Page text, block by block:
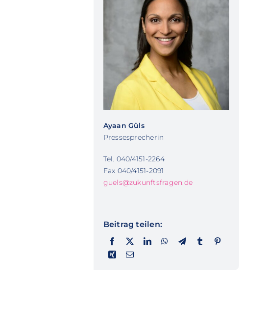
Ayaan Güls
Pressesprecherin
Tel. 040/4151-2264
Fax 040/4151-2091
guels@zukunftsfragen.de
Beitrag teilen: